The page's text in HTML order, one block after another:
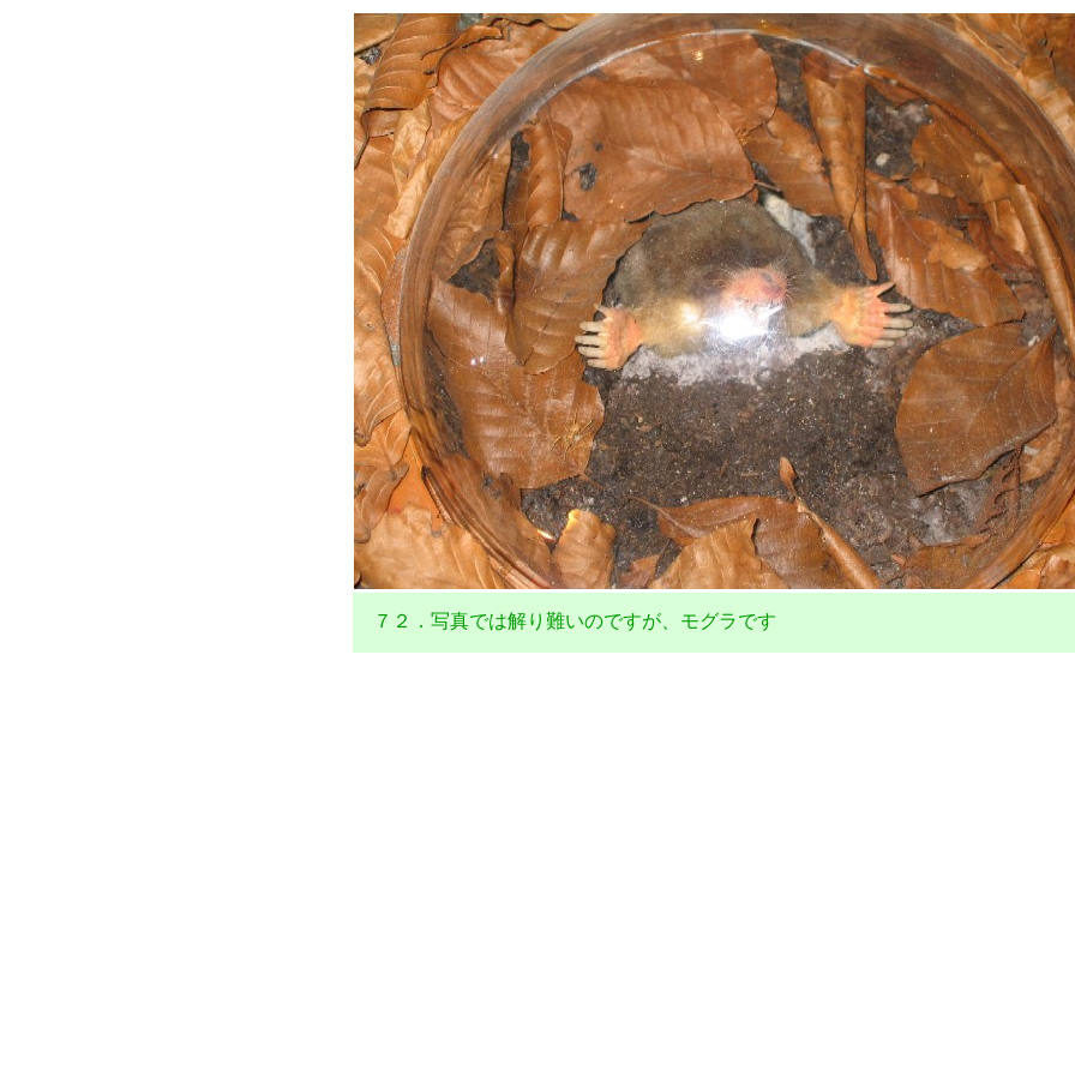
７２．写真では解り難いのですが、モグラです